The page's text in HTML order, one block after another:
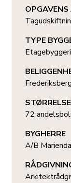
TYPE
Etagebyggeri
Frederiksberg
STØRRELSE
72
BYGHERRE
A/B